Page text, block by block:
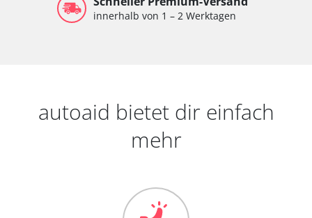
innerhalb von 1 – 2 Werktagen
autoaid bietet dir einfach
mehr